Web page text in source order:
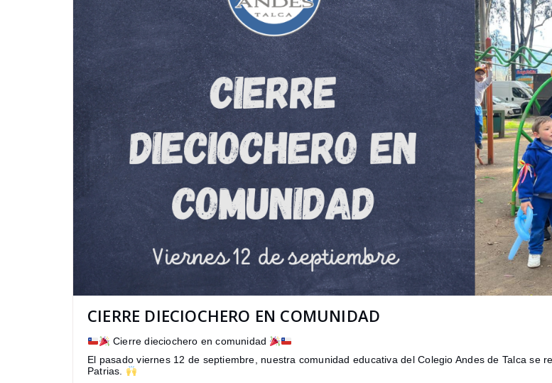
CIERRE DIECIOCHERO EN COMUNIDAD
Cierre dieciochero en comunidad
El pasado viernes 12 de septiembre, nuestra comunidad educativa del Colegio Andes de Talca
Patrias.